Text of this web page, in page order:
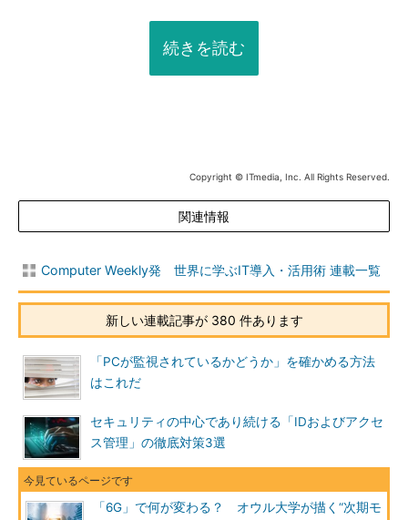
続きを読む
Copyright © ITmedia, Inc. All Rights Reserved.
関連情報
Computer Weekly発 世界に学ぶIT導入・活用術 連載一覧
新しい連載記事が 380 件あります
「PCが監視されているかどうか」を確かめる方法
はこれだ
セキュリティの中心であり続ける「IDおよびアクセ
ス管理」の徹底対策3選
「6G」で何が変わる？ オウル大学が描く“次期モ